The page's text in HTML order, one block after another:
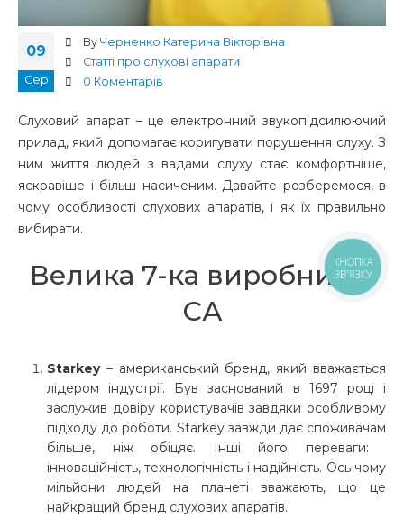
09
Сер
By Черненко Катерина Вікторівна
Статті про слухові апарати
0 Коментарів
Слуховий апарат – це електронний звукопідсилюючий
прилад, який допомагає коригувати порушення слуху. З
ним життя людей з вадами слуху стає комфортніше,
яскравіше і більш насиченим. Давайте розберемося, в
чому особливості слухових апаратів, і як їх правильно
вибирати.
Велика 7-ка виробників
СА
Starkey– американський бренд, який вважається
лідером індустрії. Був заснований в 1697 році і
заслужив довіру користувачів завдяки особливому
підходу до роботи. Starkey завжди дає споживачам
більше, ніж обіцяє. Інші його переваги: ​​
інноваційність, технологічність і надійність. Ось чому
мільйони людей на планеті вважають, що це
найкращий бренд слухових апаратів.
КНОПКА
ЗВ'ЯЗКУ